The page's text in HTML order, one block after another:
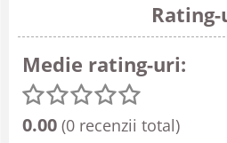
Medie rating-uri:
0.00 (0 recenzii total)